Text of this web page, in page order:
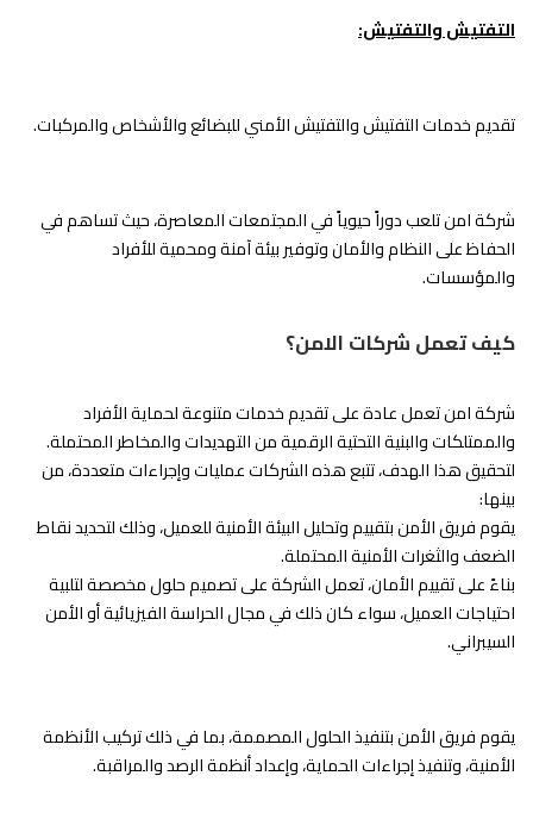
التفتيش والتفتيش:
تقديم خدمات التفتيش والتفتيش الأمني للبضائع والأشخاص والمركبات.
شركة امن تلعب دوراً حيوياً في المجتمعات المعاصرة، حيث تساهم في
الحفاظ على النظام والأمان وتوفير بيئة آمنة ومحمية للأفراد
والمؤسسات.
كيف تعمل شركات الامن؟
شركة امن تعمل عادة على تقديم خدمات متنوعة لحماية الأفراد
والممتلكات والبنية التحتية الرقمية من التهديدات والمخاطر المحتملة.
لتحقيق هذا الهدف، تتبع هذه الشركات عمليات وإجراءات متعددة، من
بينها:
يقوم فريق الأمن بتقييم وتحليل البيئة الأمنية للعميل، وذلك لتحديد نقاط
الضعف والثغرات الأمنية المحتملة.
بناءً على تقييم الأمان، تعمل الشركة على تصميم حلول مخصصة لتلبية
احتياجات العميل، سواء كان ذلك في مجال الحراسة الفيزيائية أو الأمن
السيبراني.
يقوم فريق الأمن بتنفيذ الحلول المصممة، بما في ذلك تركيب الأنظمة
الأمنية، وتنفيذ إجراءات الحماية، وإعداد أنظمة الرصد والمراقبة.